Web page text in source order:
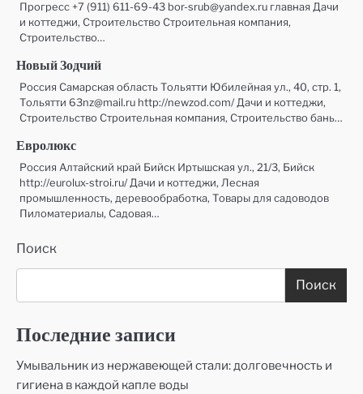
Прогресс +7 (911) 611-69-43 bor-srub@yandex.ru главная Дачи
и коттеджи, Строительство Строительная компания,
Строительство…
Новый Зодчий
Россия Самарская область Тольятти Юбилейная ул., 40, стр. 1,
Тольятти 63nz@mail.ru http://newzod.com/ Дачи и коттеджи,
Строительство Строительная компания, Строительство бань…
Евролюкс
Россия Алтайский край Бийск Иртышская ул., 21/3, Бийск
http://eurolux-stroi.ru/ Дачи и коттеджи, Лесная
промышленность, деревообработка, Товары для садоводов
Пиломатериалы, Садовая…
Поиск
Поиск
Последние записи
Умывальник из нержавеющей стали: долговечность и
гигиена в каждой капле воды